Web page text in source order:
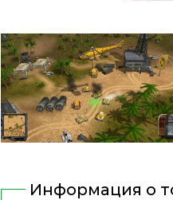
Информация о